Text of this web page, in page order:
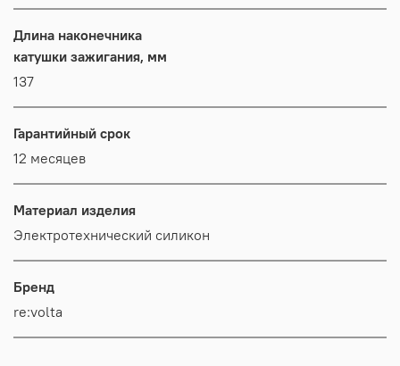
Длина наконечника
катушки зажигания, мм
137
Гарантийный срок
12 месяцев
Материал изделия
Электротехнический силикон
Бренд
re:volta